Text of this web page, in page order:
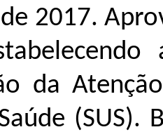
2017.
da
(SUS).